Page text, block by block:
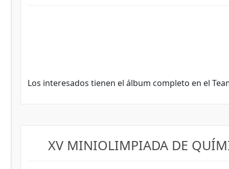
Los interesados tienen el álbum completo en el
XV MINIOLIMPIADA DE